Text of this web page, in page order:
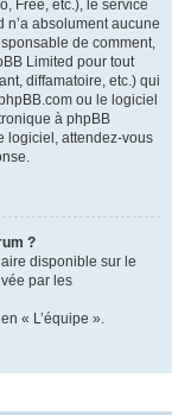
Free, etc.), le service
absolument aucune
de comment,
Limited pour tout
diffamatoire, etc.) qui
ou le logiciel
à phpBB
logiciel, attendez-vous
?
disponible sur le
par les
« L’équipe ».